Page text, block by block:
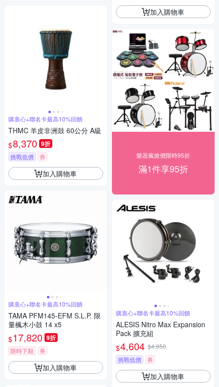
購衷心+聯名卡最高10%回饋
THMC 羊皮非洲鼓 60公分 A級
$8,370 9折
挑戰低價 券
加入購物車
購衷心+聯名卡最高10%回饋
TAMA PFM145-EFM S.L.P. 限
量楓木小鼓 14 x5
$17,820 9折
限時下殺 券
加入購物車
加入購物車
樂器瘋搶價限時95折
滿1件享95折
購衷心+聯名卡最高10%回饋
ALESIS Nitro Max Expansion
Pack 擴充組
$4,604 $4,950
挑戰低價
券
加入購物車